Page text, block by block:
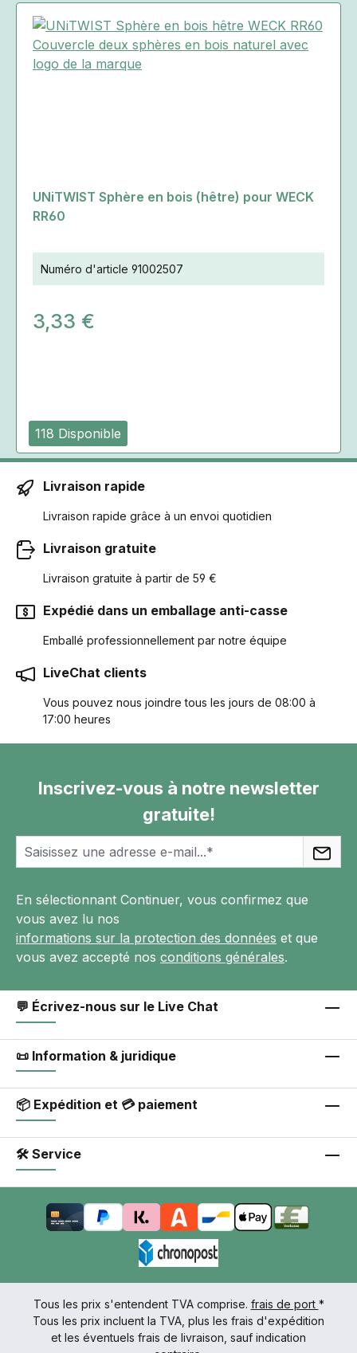
118 Disponible
UNiTWIST Sphère en bois (hêtre) pour WECK
RR60
Numéro d'article 91002507
3,33 €
Livraison rapide
Livraison rapide grâce à un envoi quotidien
Livraison gratuite
Livraison gratuite à partir de 59 €
Expédié dans un emballage anti-casse
Emballé professionnellement par notre équipe
LiveChat clients
Vous pouvez nous joindre tous les jours de 08:00 à
17:00 heures
Inscrivez-vous à notre newsletter
gratuite!
En sélectionnant Continuer, vous confirmez que
vous avez lu nos
informations sur la protection des données et que
vous avez accepté nos conditions générales.
💬 Écrivez-nous sur le Live Chat
📜 Information & juridique
📦 Expédition et 💳 paiement
🛠 Service
Tous les prix s'entendent TVA comprise. frais de port *
Tous les prix incluent la TVA, plus les frais d'expédition
et les éventuels frais de livraison, sauf indication